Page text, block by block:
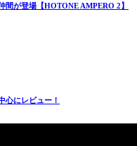
が登場【HOTONE AMPERO 2】
心にレビュー！